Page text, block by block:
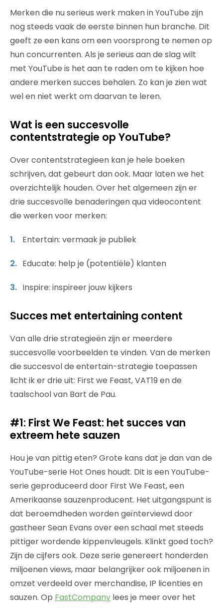
Merken die nu serieus werk maken in YouTube zijn
nog steeds vaak de eerste binnen hun branche. Dit
geeft ze een kans om een voorsprong te nemen op
hun concurrenten. Als je serieus aan de slag wilt
met YouTube is het aan te raden om te kijken hoe
andere merken succes behalen. Zo kan je zien wat
wel en niet werkt om daarvan te leren.
Wat is een succesvolle
contentstrategie op YouTube?
Over contentstrategieen kan je hele boeken
schrijven, dat gebeurt dan ook. Maar laten we het
overzichtelijk houden. Over het algemeen zijn er
drie succesvolle benaderingen qua videocontent
die werken voor merken:
Entertain: vermaak je publiek
Educate: help je (potentiële) klanten
Inspire: inspireer jouw kijkers
Succes met entertaining content
Van alle drie strategieën zijn er meerdere
succesvolle voorbeelden te vinden. Van de merken
die succesvol de entertain-strategie toepassen
licht ik er drie uit: First we Feast, VAT19 en de
taalschool van Bart de Pau.
#1: First We Feast: het succes van
extreem hete sauzen
Hou je van pittig eten? Grote kans dat je dan van de
YouTube-serie Hot Ones houdt. Dit is een YouTube-
serie geproduceerd door First We Feast, een
Amerikaanse sauzenproducent. Het uitgangspunt is
dat beroemdheden worden geïnterviewd door
gastheer Sean Evans over een schaal met steeds
pittiger wordende kippenvleugels. Klinkt goed toch?
Zijn de cijfers ook. Deze serie genereert honderden
miljoenen views, maar belangrijker ook miljoenen in
omzet verdeeld over merchandise, IP licenties en
sauzen. Op FastCompany lees je meer over het